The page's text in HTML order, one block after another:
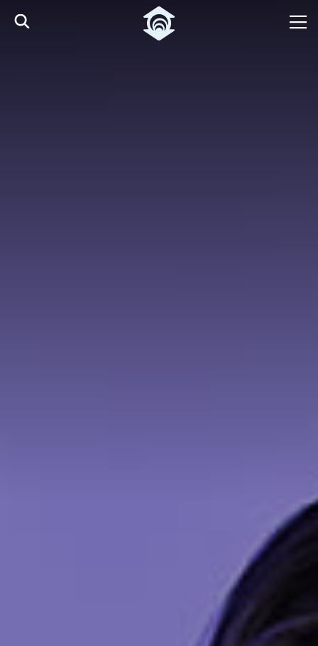
Skip to Main Content